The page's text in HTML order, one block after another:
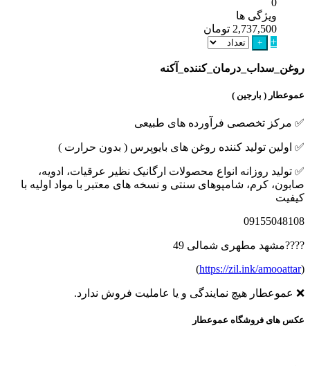
ویژگی ها
2,737,500 تومان
+
+
روغن_سداب_درمان_کننده_آکنه
عموعطار ( بارجین )
✅ مرکز تخصصی فرآورده های طبیعی
✅ اولین تولید کننده روغن های بایوپرس ( بدون حرارت )
✅ تولید روزانه انواع محصولات ارگانیک نظیر عرقیات، ادویه،
صابون، کرم، شامپوهای سنتی و نسخه های معتبر با مواد اولیه با
کیفیت
09155048108
????مشهد مطهری شمالی 49
(
https://zil.ink/amooattar
)
❌ عموعطار هیچ نمایندگی و یا عاملیت فروش ندارد.
عکس های فروشگاه عموعطار